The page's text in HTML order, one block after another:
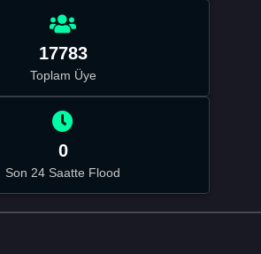
17783
Toplam Üye
0
Son 24 Saatte Flood